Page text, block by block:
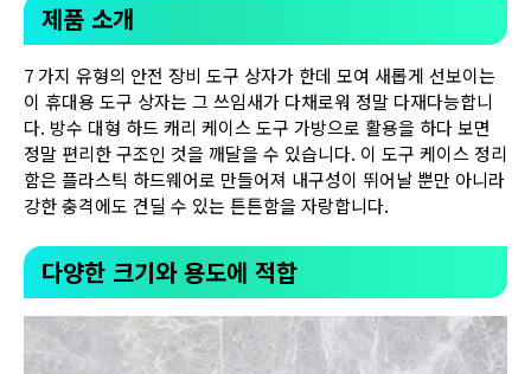
제품 소개
7 가지 유형의 안전 장비 도구 상자가 한데 모여 새롭게 선보이는
이 휴대용 도구 상자는 그 쓰임새가 다채로워 정말 다재다능합니
다. 방수 대형 하드 캐리 케이스 도구 가방으로 활용을 하다 보면
정말 편리한 구조인 것을 깨달을 수 있습니다. 이 도구 케이스 정리
함은 플라스틱 하드웨어로 만들어져 내구성이 뛰어날 뿐만 아니라
강한 충격에도 견딜 수 있는 튼튼함을 자랑합니다.
다양한 크기와 용도에 적합